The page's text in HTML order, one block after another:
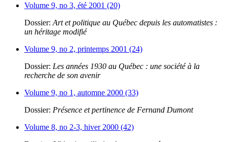
Volume 9, no 3, été 2001 (20)
Dossier: Art et politique au Québec depuis les automatistes :
un héritage modifié
Volume 9, no 2, printemps 2001 (24)
Dossier: Les années 1930 au Québec : une société à la
recherche de son avenir
Volume 9, no 1, automne 2000 (33)
Dossier: Présence et pertinence de Fernand Dumont
Volume 8, no 2-3, hiver 2000 (42)